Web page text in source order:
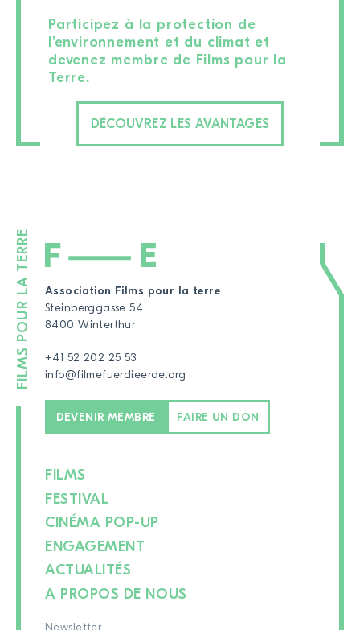
Participez à la protection de
l’environnement et du climat et
devenez membre de Films pour la
Terre.
DÉCOUVREZ LES AVANTAGES
Association Films pour la terre
Steinberggasse 54
8400 Winterthur
+41 52 202 25 53
info@filmefuerdieerde.org
DEVENIR MEMBRE FAIRE UN DON
FILMS
FESTIVAL
CINÉMA POP-UP
ENGAGEMENT
ACTUALITÉS
A PROPOS DE NOUS